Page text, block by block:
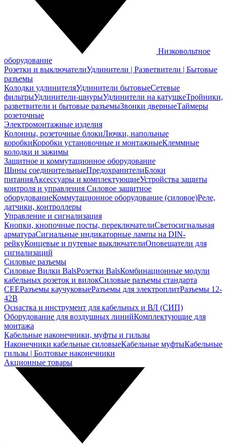
Низковольтное
оборудование
Розетки и выключателиУдлинители | Разветвители | Бытовые
разъемы
Колодки удлинителяУдлинители бытовыеСетевые
фильтрыУдлинители-шнурыУдлинители на катушкеТройники,
разветвители и бытовые разъемыЗвонки дверныеТаймеры
розеточные
Электромонтажные изделия
Колонны, розеточные блокиЛючки, напольные
коробкиКоробки установочные и монтажныеКлеммные
колодки и зажимы
Защитное и коммутационное оборудование
Шины соединительныеПредохранителиБлоки
питанияАксессуары и комплектующиеУстройства защиты
контроля и управления Силовое защитное
оборудованиеКоммутационное оборудование (силовое)Реле,
датчики, контроллеры
Управление и сигнализация
Кнопки, кнопочные посты, переключателиСветосигнальная
арматураСигнальные индикаторные лампы на DIN-
рейкуКонцевые и путевые выключателиОповещатели для
сигнализаций
Силовые разъемы
Силовые Вилки BalsРозетки BalsКомбинационные модули
кабельных розеток и вилокСиловые разъемы стандарта
CEEРазъемы каучуковыеРазъемы для электроплитРазъемы 12-
42В
Оснастка и инструмент для кабельных и ВЛ (СИП)
Оборудование для воздушных линийКомплектующие для
монтажа
Кабельные наконечники, муфты и гильзы
Наконечники кабельные силовыеКабельные муфтыКабельные
гильзы | Болтовые наконечники
Акционные товары